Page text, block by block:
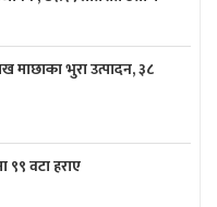
माछाका भुरा उत्पादन, ३८
९९ वटा हराए